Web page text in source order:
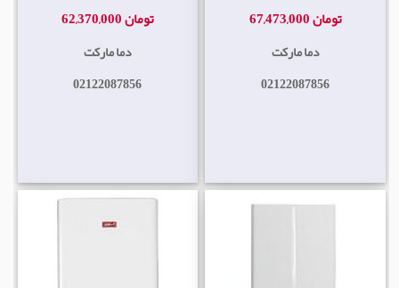
62,370,000 تومان
دما مارکت
02122087856
67,473,000 تومان
دما مارکت
02122087856